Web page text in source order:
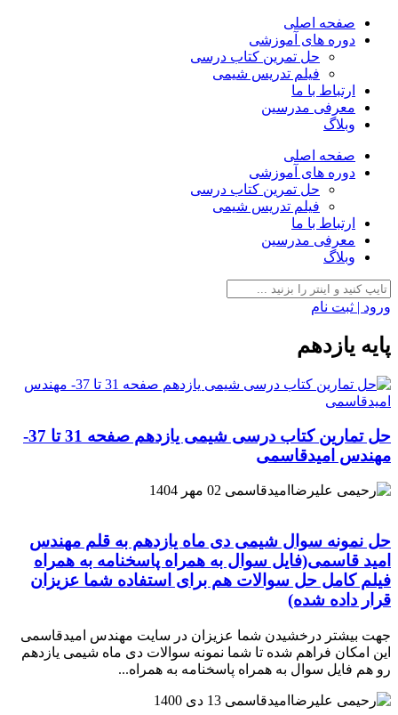
صفحه اصلی
دوره های آموزشی
حل تمرین کتاب درسی
فیلم تدریس شیمی
ارتباط با ما
معرفی مدرسین
وبلاگ
صفحه اصلی
دوره های آموزشی
حل تمرین کتاب درسی
فیلم تدریس شیمی
ارتباط با ما
معرفی مدرسین
وبلاگ
ورود | ثبت نام
پایه یازدهم
حل تمارین کتاب درسی شیمی یازدهم صفحه 31 تا 37-
مهندس امیدقاسمی
امیدقاسمی 02 مهر 1404
حل نمونه سوال شیمی دی ماه یازدهم به قلم مهندس
امید قاسمی(فایل سوال به همراه پاسخنامه به همراه
فیلم کامل حل سوالات هم برای استفاده شما عزیزان
قرار داده شده)
جهت بیشتر درخشیدن شما عزیزان در سایت مهندس امیدقاسمی
این امکان فراهم شده تا شما نمونه سوالات دی ماه شیمی یازدهم
رو هم فایل سوال به همراه پاسخنامه به همراه...
امیدقاسمی 13 دی 1400